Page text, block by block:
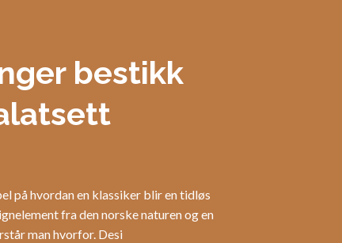
bestikk
på hvordan en klassiker blir en tidløs
fra den norske naturen og en
man hvorfor. Desi